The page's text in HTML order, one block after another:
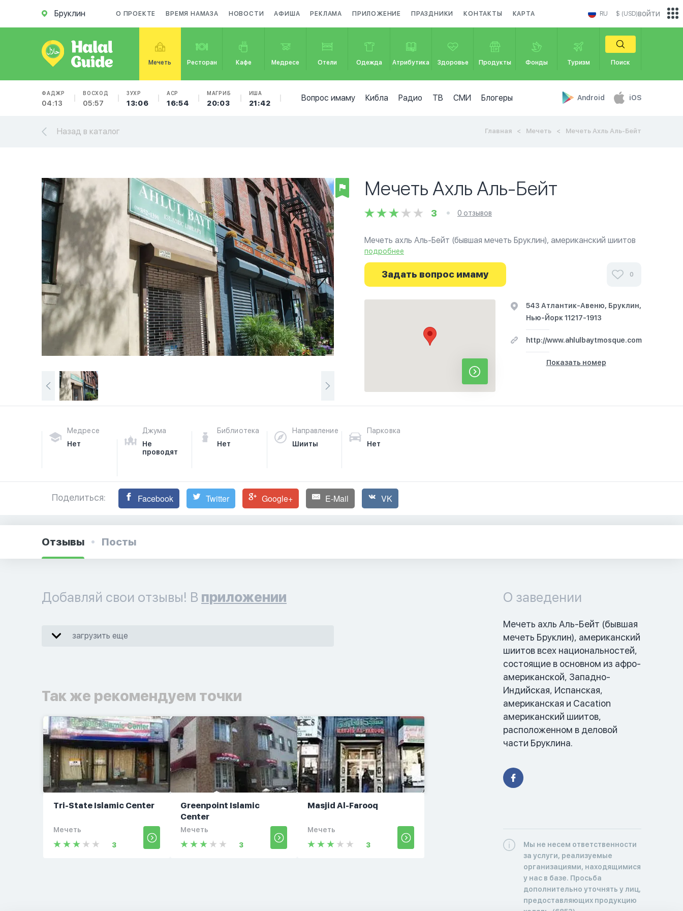
Бруклин О ПРОЕКТЕ ВРЕМЯ НАМАЗА НОВОСТИ АФИША РЕКЛАМА ПРИЛОЖЕНИЕ ПРАЗДНИКИ КОНТАКТЫ КАРТА RU $ (USD)
Мечеть Ресторан Кафе Медресе Отели Одежда Атрибутика Здоровье Продукты Фонды Туризм Поиск
ФАДЖР
04:13
ВОСХОД
05:57
ЗУХР
13:06
АСР
16:54
МАГРИБ
20:03
ИША
21:42
Вопрос имаму Кибла Радио ТВ СМИ Блогеры Android iOS
войти
Назад в каталог Главная Мечеть Мечеть Ахль Аль-Бейт
Мечеть Ахль Аль-Бейт
3 0 отзывов
Мечеть ахль Аль-Бейт (бывшая мечеть Бруклин), американский шиитов
всех национальностей, состоящие в основном из афро-американской,
Западно-Индийская, Испанская, американская и Cacation
американский шиитов, расположенном в деловой части Бруклина.
г.Бруклин на фотографиях и узнайте о часах работы. Ваше духовное
подробнее
Задать вопрос имаму 0
543 Атлантик-Авеню, Бруклин,
Нью-Йорк 11217-1913
http://www.ahlulbaytmosque.com
Показать номер
Медресе
Нет
Джума
Не
проводят
Библиотека
Нет
Направление
Шииты
Парковка
Нет
Поделиться: Facebook Twitter Google+ E-Mail VK
Отзывы Посты
Добавляй свои отзывы! В приложении
загрузить еще
Так же рекомендуем точки
Tri-State Islamic Center
Мечеть
3
Greenpoint Islamic
Center
Мечеть
3
Masjid Al-Farooq
Мечеть
3
О заведении
Мечеть ахль Аль-Бейт (бывшая
мечеть Бруклин), американский
шиитов всех национальностей,
состоящие в основном из афро-
американской, Западно-
Индийская, Испанская,
американская и Cacation
американский шиитов,
расположенном в деловой
части Бруклина.
Мы не несем ответственности
за услуги, реализуемые
организациями, находящимися
у нас в базе. Просьба
дополнительно уточнять у лиц,
предоставляющих продукцию